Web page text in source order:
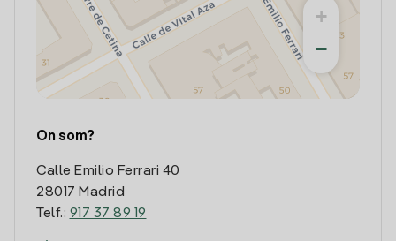
+
−
On som?
Calle Emilio Ferrari 40
28017 Madrid
Telf.: 917 37 89 19